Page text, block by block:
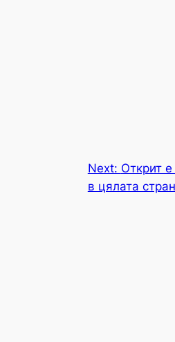
Next: Открит
в цялата